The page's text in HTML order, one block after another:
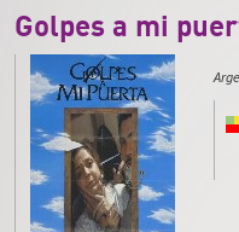
Golpes a mi